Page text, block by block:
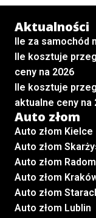
Aktualności
Ile za samochód
Ile kosztuje
ceny na 2026
Ile kosztuje
aktualne ceny na
Auto złom
Auto złom Kielce
Auto złom
Auto złom Radom
Auto złom
Auto złom
Auto złom Lublin